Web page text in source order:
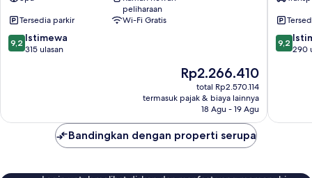
peliharaan
Tersedia parkir
Wi-Fi Gratis
9.2
dari
9,2 Istimewa
315 ulasan
Harga
sekarang
Rp2.266.410
Rp2.266.410
total Rp2.570.114
termasuk pajak & biaya lainnya
18 Agu - 19 Agu
9.2
dari
9,2
290
Bandingkan dengan properti serupa